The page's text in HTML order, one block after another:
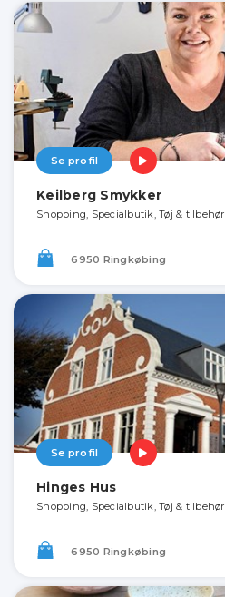
Se profil
Keilberg Smykker
Shopping, Specialbutik, Tøj & tilbehør
6950 Ringkøbing
Se profil
Hinges Hus
Shopping, Specialbutik, Tøj & tilbehør
6950 Ringkøbing